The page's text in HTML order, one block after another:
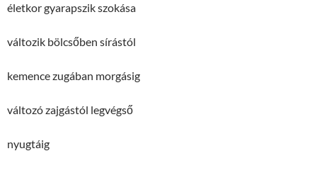
életkor gyarapszik szokása
változik bölcsőben sírástól
kemence zugában morgásig
változó zajgástól legvégső
nyugtáig